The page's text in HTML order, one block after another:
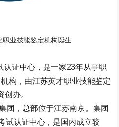
职业技能鉴定机构诞生
证中心，是一家23年从事职
构，由江苏英才职业技能鉴定
办。
，总部位于江苏南京。集团
试认证中心，是国内成立较